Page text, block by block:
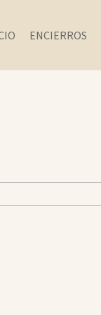
ENCIERROS